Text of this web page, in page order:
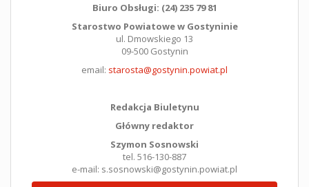
Biuro Obsługi: (24) 235 79 81
Starostwo Powiatowe w Gostyninie
ul. Dmowskiego 13
09-500 Gostynin
email: starosta@gostynin.powiat.pl
Redakcja Biuletynu
Główny redaktor
Szymon Sosnowski
tel. 516-130-887
e-mail: s.sosnowski@gostynin.powiat.pl